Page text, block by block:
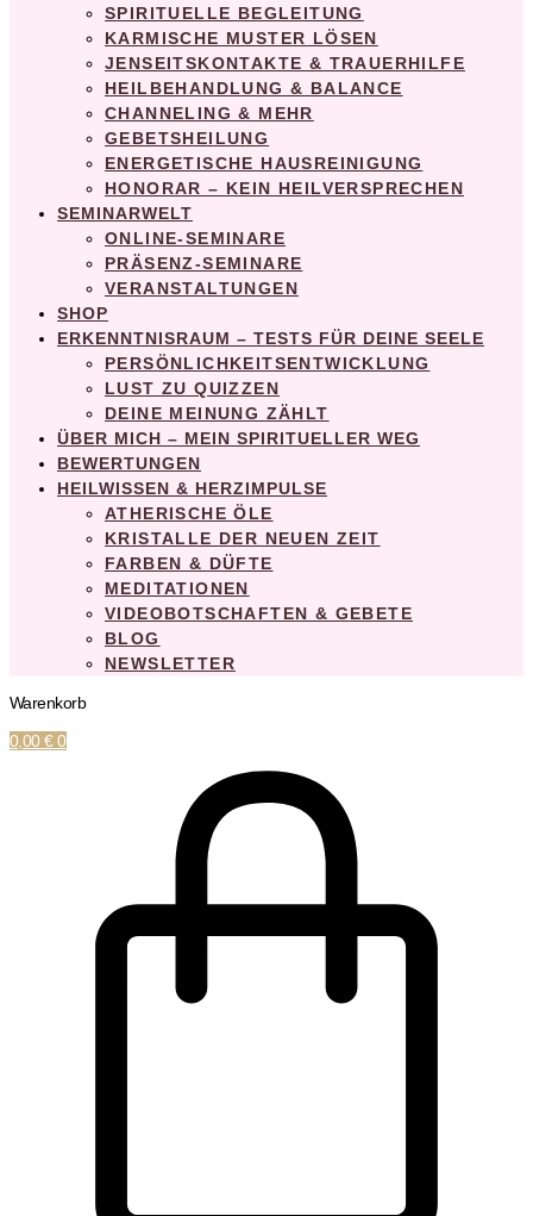
SPIRITUELLE BEGLEITUNG
KARMISCHE MUSTER LÖSEN
JENSEITSKONTAKTE & TRAUERHILFE
HEILBEHANDLUNG & BALANCE
CHANNELING & MEHR
GEBETSHEILUNG
ENERGETISCHE HAUSREINIGUNG
HONORAR – KEIN HEILVERSPRECHEN
SEMINARWELT
ONLINE-SEMINARE
PRÄSENZ-SEMINARE
VERANSTALTUNGEN
SHOP
ERKENNTNISRAUM – TESTS FÜR DEINE SEELE
PERSÖNLICHKEITSENTWICKLUNG
LUST ZU QUIZZEN
DEINE MEINUNG ZÄHLT
ÜBER MICH – MEIN SPIRITUELLER WEG
BEWERTUNGEN
HEILWISSEN & HERZIMPULSE
ATHERISCHE ÖLE
KRISTALLE DER NEUEN ZEIT
FARBEN & DÜFTE
MEDITATIONEN
VIDEOBOTSCHAFTEN & GEBETE
BLOG
NEWSLETTER
Warenkorb
0,00€ 0